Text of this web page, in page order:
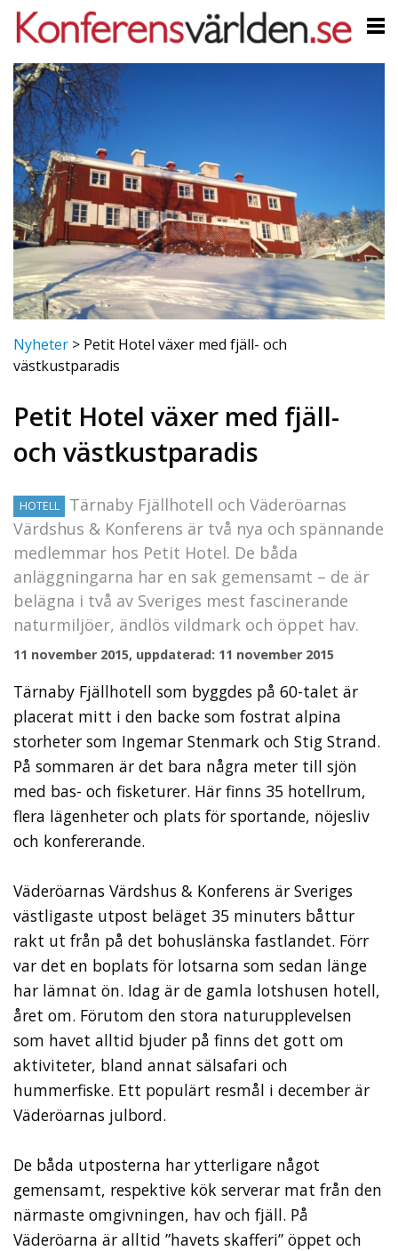
Nyheter > Petit Hotel växer med fjäll- och
västkustparadis
Petit Hotel växer med fjäll-
och västkustparadis
HOTELL
Tärnaby Fjällhotell och Väderöarnas
Värdshus & Konferens är två nya och spännande
medlemmar hos Petit Hotel. De båda
anläggningarna har en sak gemensamt – de är
belägna i två av Sveriges mest fascinerande
naturmiljöer, ändlös vildmark och öppet hav.
11 november 2015, uppdaterad: 11 november 2015
Tärnaby Fjällhotell som byggdes på 60-talet är
placerat mitt i den backe som fostrat alpina
storheter som Ingemar Stenmark och Stig Strand.
På sommaren är det bara några meter till sjön
med bas- och fisketurer. Här finns 35 hotellrum,
flera lägenheter och plats för sportande, nöjesliv
och konfererande.
Väderöarnas Värdshus & Konferens är Sveriges
västligaste utpost beläget 35 minuters båttur
rakt ut från på det bohuslänska fastlandet. Förr
var det en boplats för lotsarna som sedan länge
har lämnat ön. Idag är de gamla lotshusen hotell,
året om. Förutom den stora naturupplevelsen
som havet alltid bjuder på finns det gott om
aktiviteter, bland annat sälsafari och
hummerfiske. Ett populärt resmål i december är
Väderöarnas julbord.
De båda utposterna har ytterligare något
gemensamt, respektive kök serverar mat från den
närmaste omgivningen, hav och fjäll. På
Väderöarna är alltid ”havets skafferi” öppet och